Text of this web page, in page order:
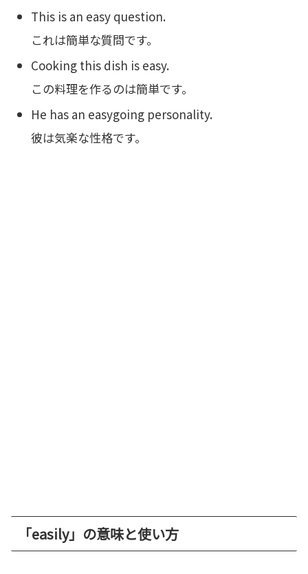
This is an easy question.
これは簡単な質問です。
Cooking this dish is easy.
この料理を作るのは簡単です。
He has an easygoing personality.
彼は気楽な性格です。
「easily」の意味と使い方